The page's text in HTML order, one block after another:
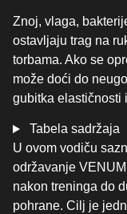
Znoj, vlaga,
ostavljaju trag na
torbama. Ako se
može doći do
gubitka elastičnosti
Tabela sadržaja
U ovom vodiču
održavanje
nakon treninga do
pohrane. Cilj je